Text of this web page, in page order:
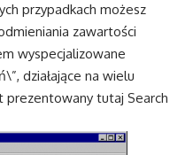
przypadkach możesz
zawartości
wyspecjalizowane
działające na wielu
prezentowany tutaj Search